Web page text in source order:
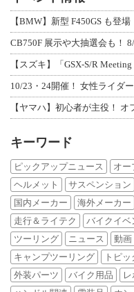
【BMW】新型 F450GS も登
CB750F 展示や大抽選会も！
【スズキ】「GSX-S/R
10/23・24開催！ 女性ライダ
【ヤマハ】初心者が主役！
キーワード
ピックアップニュース オー
ヘルメット
サスペンション
国内メーカー
海外メーカー
走行＆ライテク
バイクイベ
ツーリング
ニュース 動画
キャンプツーリング
トピッ
外装パーツ
バイク用品